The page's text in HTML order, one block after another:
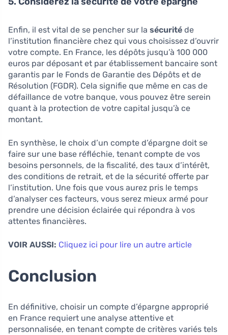
Enfin, il est vital de se pencher sur la sécurité de
l’institution financière chez qui vous choisissez d’ouvrir
votre compte. En France, les dépôts jusqu’à 100 000
euros par déposant et par établissement bancaire sont
garantis par le Fonds de Garantie des Dépôts et de
Résolution (FGDR). Cela signifie que même en cas de
défaillance de votre banque, vous pouvez être serein
quant à la protection de votre capital jusqu’à ce
montant.
En synthèse, le choix d’un compte d’épargne doit se
faire sur une base réfléchie, tenant compte de vos
besoins personnels, de la fiscalité, des taux d’intérêt,
des conditions de retrait, et de la sécurité offerte par
l’institution. Une fois que vous aurez pris le temps
d’analyser ces facteurs, vous serez mieux armé pour
prendre une décision éclairée qui répondra à vos
attentes financières.
VOIR AUSSI: Cliquez ici pour lire un autre article
Conclusion
En définitive, choisir un compte d’épargne approprié
en France requiert une analyse attentive et
personnalisée, en tenant compte de critères variés tels